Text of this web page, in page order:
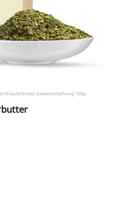
Kräuterbutter Gewürzmischung 100g